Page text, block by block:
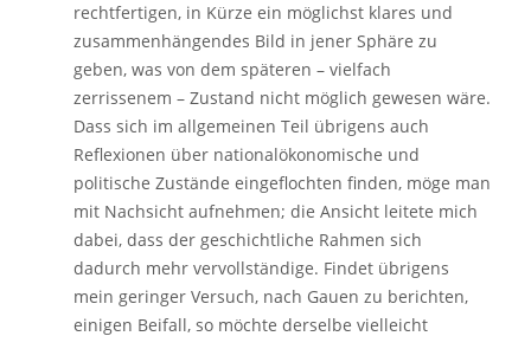
rechtfertigen, in Kürze ein möglichst klares und
zusammenhängendes Bild in jener Sphäre zu
geben, was von dem späteren – vielfach
zerrissenem – Zustand nicht möglich gewesen wäre.
Dass sich im allgemeinen Teil übrigens auch
Reflexionen über nationalökonomische und
politische Zustände eingeflochten finden, möge man
mit Nachsicht aufnehmen; die Ansicht leitete mich
dabei, dass der geschichtliche Rahmen sich
dadurch mehr vervollständige. Findet übrigens
mein geringer Versuch, nach Gauen zu berichten,
einigen Beifall, so möchte derselbe vielleicht